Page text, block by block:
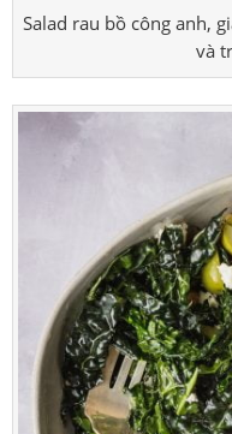
Salad rau bồ công anh,
và